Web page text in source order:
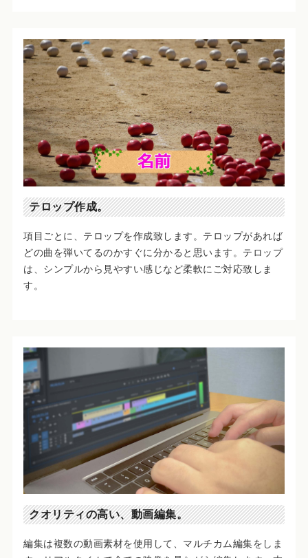
テロップ作成。
項目ごとに、テロップを作成致します。テロップがあれば
どの曲を弾いてるのかすぐに分かると思います。テロップ
は、シンプルから見やすい感じなど柔軟にご対応致しま
す。
クオリティの高い、動画編集。
編集は複数の動画素材を使用して、マルチカム編集をしま